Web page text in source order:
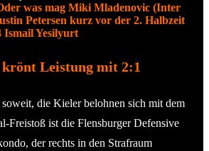
was mag Miki Mladenovic (Inter
Petersen kurz vor der 2. Halbzeit
Ismail Yesilyurt
Leistung mit 2:1
die Kieler belohnen sich mit dem
Freistoß ist die Flensburger Defensive
der rechts in den Strafraum